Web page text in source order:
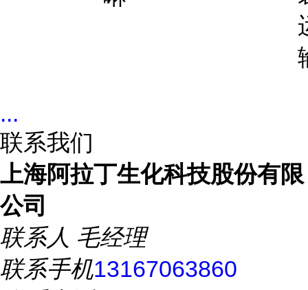
...
联系我们
上海阿拉丁生化科技股份有限
公司
联系人 毛经理
联系手机13167063860